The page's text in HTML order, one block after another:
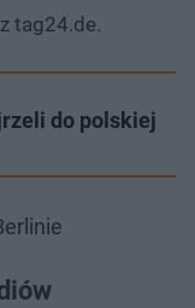
tag24.de.
do polskiej